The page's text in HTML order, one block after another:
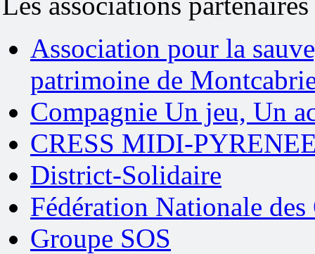
Association pour la
patrimoine de
Compagnie Un jeu, Un
CRESS MIDI-
District-Solidaire
Fédération Nationale
Groupe SOS